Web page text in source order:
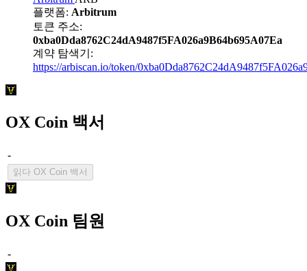
플랫폼: Arbitrum
토큰 주소:
0xba0Dda8762C24dA9487f5FA026a9B64b695A07Ea
계약 탐색기:
https://arbiscan.io/token/
OX Coin 백서
-
읽다 OX Coin 백서
OX Coin 팀원
-